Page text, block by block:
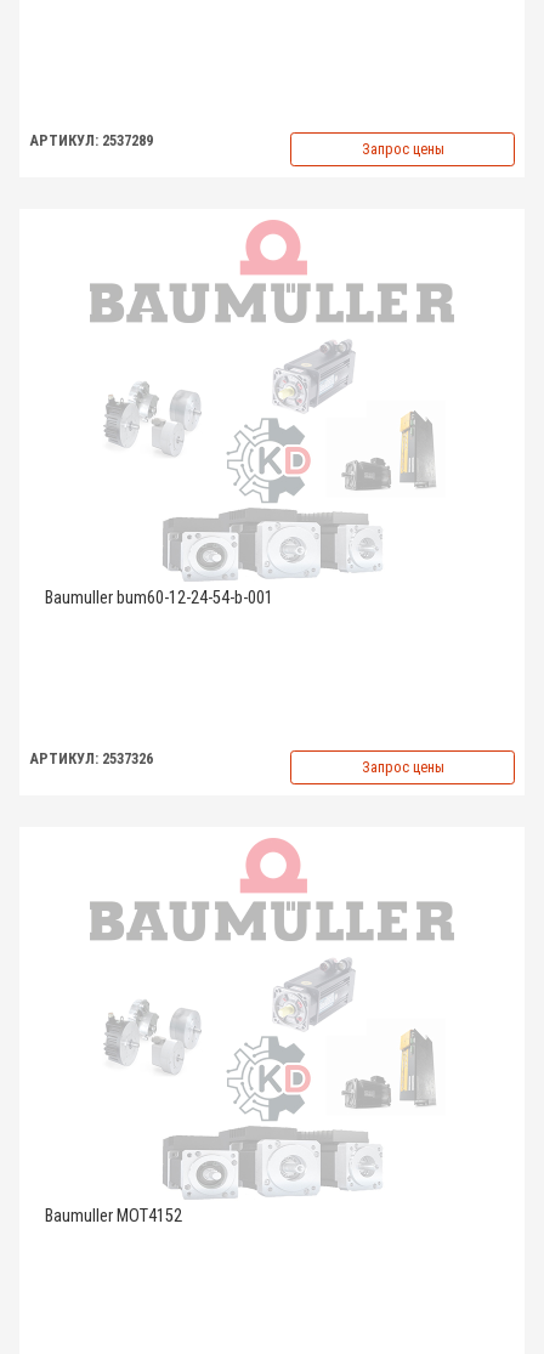
АРТИКУЛ: 2537289 Запрос цены
Baumuller bum60-12-24-54-b-001
АРТИКУЛ: 2537326 Запрос цены
Baumuller MOT4152